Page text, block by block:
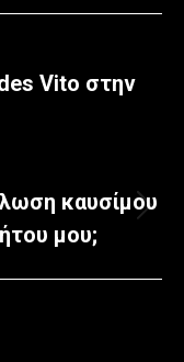
Vito στην
καυσίμου
μου;